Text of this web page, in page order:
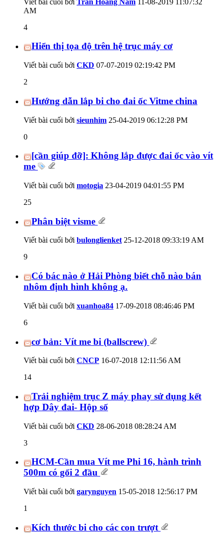
AM
4
Hiển thị tọa độ trên hệ trục máy cơ
Viết bài cuối bởi CKD 07-07-2019 02:19:42 PM
2
Hướng dẫn lắp bi cho đai ốc Vitme china
Viết bài cuối bởi sieunhim 25-04-2019 06:12:28 PM
0
[cần giúp đỡ]: Không lắp được đai ốc vào vít
me
Viết bài cuối bởi motogia 23-04-2019 04:01:55 PM
25
Phân biệt visme
Viết bài cuối bởi bulonglienket25-12-2018 09:33:19 AM
9
Có bác nào ở Hải Phòng biết chỗ nào bán
nhôm định hình không ạ.
Viết bài cuối bởi xuanhoa84 17-09-2018 08:46:46 PM
6
cơ bản: Vít me bi (ballscrew)
Viết bài cuối bởi CNCP 16-07-2018 12:11:56 AM
14
Trải nghiệm trục Z máy phay sử dụng kết
hợp Dây đai- Hộp số
Viết bài cuối bởi CKD 28-06-2018 08:28:24 AM
3
HCM-Cần mua Vít me Phi 16, hành trình
500m có gối 2 đầu
Viết bài cuối bởi garynguyen 15-05-2018 12:56:17 PM
1
Kích thước bi cho các con trượt